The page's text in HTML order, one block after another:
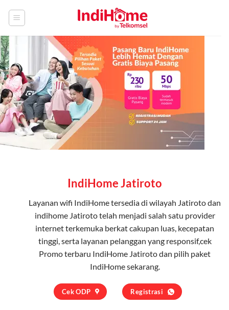
IndiHome Jatiroto
Layanan wifi IndiHometersedia di wilayah Jatiroto dan
indihome Jatiroto telah menjadi salah satu provider
internet terkemuka berkat cakupan luas, kecepatan
tinggi, serta layanan pelanggan yang responsif,cek
Promo terbaru IndiHome Jatiroto dan pilih paket
IndiHomesekarang.
Cek ODP Registrasi